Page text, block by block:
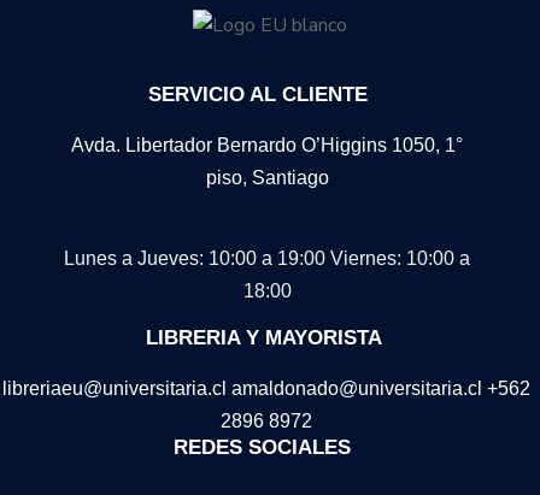
SERVICIO AL CLIENTE
Avda. Libertador Bernardo O’Higgins 1050, 1°
piso, Santiago
Lunes a Jueves: 10:00 a 19:00 Viernes: 10:00 a
18:00
LIBRERIA Y MAYORISTA
libreriaeu@universitaria.cl amaldonado@universitaria.cl +562
2896 8972
REDES SOCIALES